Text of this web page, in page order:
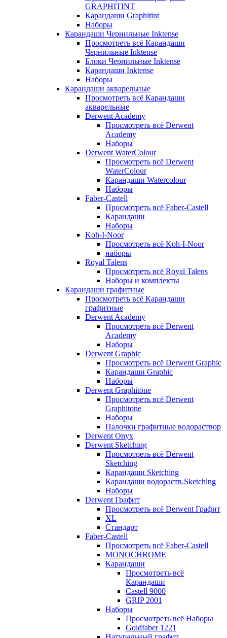
GRAPHITINT
Карандаши Graphitint
Наборы
Карандаши Чернильные Inktense
Просмотреть всё Карандаши
Чернильные Inktense
Блоки Чернильные Inktense
Карандаши Inktense
Наборы
Карандаши акварельные
Просмотреть всё Карандаши
акварельные
Derwent Academy
Просмотреть всё Derwent
Academy
Наборы
Derwent WaterColour
Просмотреть всё Derwent
WaterColour
Карандаши Watercolour
Наборы
Faber-Castell
Просмотреть всё Faber-Castell
Карандаши
Наборы
Koh-I-Noor
Просмотреть всё Koh-I-Noor
наборы
Royal Talens
Просмотреть всё Royal Talens
Наборы и комплекты
Карандаши графитные
Просмотреть всё Карандаши
графитные
Derwent Academy
Просмотреть всё Derwent
Academy
Наборы
Derwent Graphic
Просмотреть всё Derwent Graphic
Карандаши Graphic
Наборы
Derwent Graphitone
Просмотреть всё Derwent
Graphitone
Наборы
Палочки графитные водораствор
Derwent Onyx
Derwent Sketching
Просмотреть всё Derwent
Sketching
Карандаши Sketching
Карандаши водораств.Sketching
Наборы
Derwent Графит
Просмотреть всё Derwent Графит
XL
Стандарт
Faber-Castell
Просмотреть всё Faber-Castell
MONOCHROME
Карандаши
Просмотреть всё
Карандаши
Castell 9000
GRIP 2001
Наборы
Просмотреть всё Наборы
Goldfaber 1221